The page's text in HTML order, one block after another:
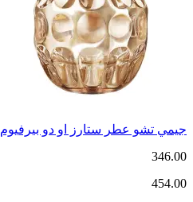
جيمي تشو عطر ستارز او دو بيرفيوم
346.00
454.00